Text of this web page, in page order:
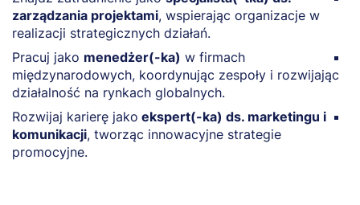
zarządzania projektami, wspierając organizacje w
realizacji strategicznych działań.
Pracuj jako menedżer(-ka) w firmach
międzynarodowych, koordynując zespoły i rozwijając
działalność na rynkach globalnych.
Rozwijaj karierę jako ekspert(-ka) ds. marketingu i
komunikacji, tworząc innowacyjne strategie
promocyjne.